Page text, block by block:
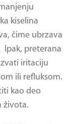
kiselina
čime ubrzava
Ipak, preterana
iritaciju
ili refluksom.
kao deo
života.